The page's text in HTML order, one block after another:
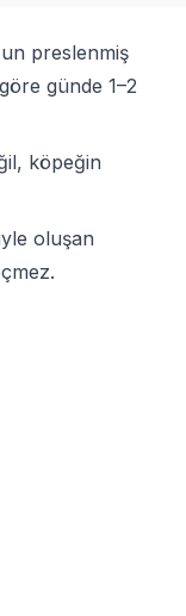
preslenmiş
günde 1–2
köpeğin
oluşan